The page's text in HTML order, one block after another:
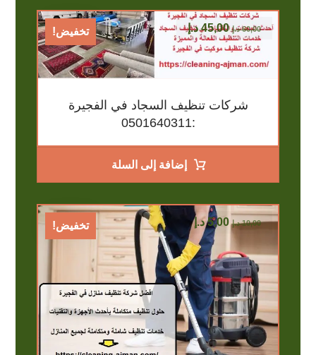
تخفيض!
شركات تنظيف السجاد في الفجيرة
:0501640311
60,00 د.إ 45,00 د.إ
إضافة إلى السلة
تخفيض! 10,00 د.إ 5,00 د.إ